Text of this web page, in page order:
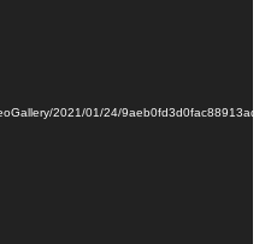
2021/01/24/